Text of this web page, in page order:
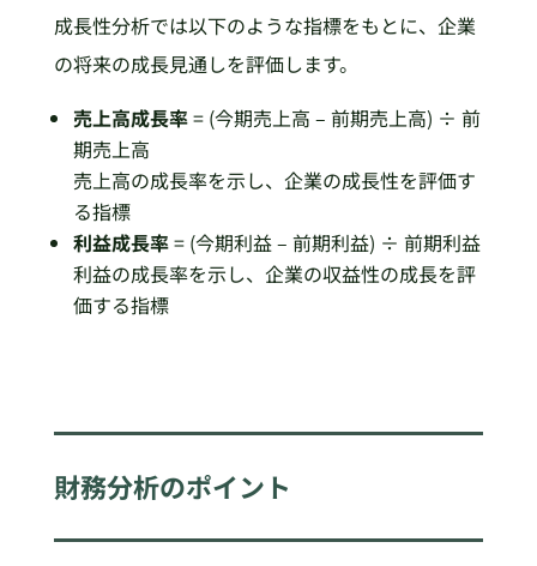
成長性分析では以下のような指標をもとに、企業
の将来の成長見通しを評価します。
売上高成長率= (今期売上高 – 前期売上高) ÷ 前
期売上高
売上高の成長率を示し、企業の成長性を評価す
る指標
利益成長率= (今期利益 – 前期利益) ÷ 前期利益
利益の成長率を示し、企業の収益性の成長を評
価する指標
財務分析のポイント